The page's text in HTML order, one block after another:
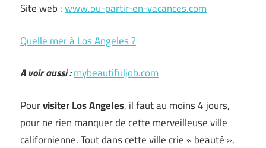
Site web :www.ou-partir-en-vacances.com
Quelle mer à Los Angeles ?
A voir aussi :mybeautifuljob.com
Pourvisiter Los Angeles, il faut au moins 4 jours,
pour ne rien manquer de cette merveilleuse ville
californienne. Tout dans cette ville crie « beauté »,